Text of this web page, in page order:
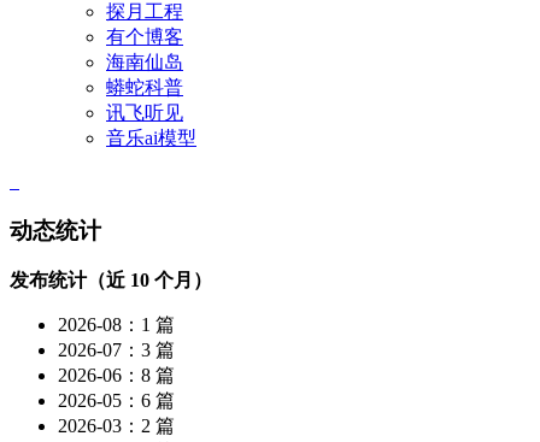
探月工程
有个博客
海南仙岛
蟒蛇科普
讯飞听见
音乐ai模型
动态统计
发布统计（近 10 个月）
2026-08：1 篇
2026-07：3 篇
2026-06：8 篇
2026-05：6 篇
2026-03：2 篇